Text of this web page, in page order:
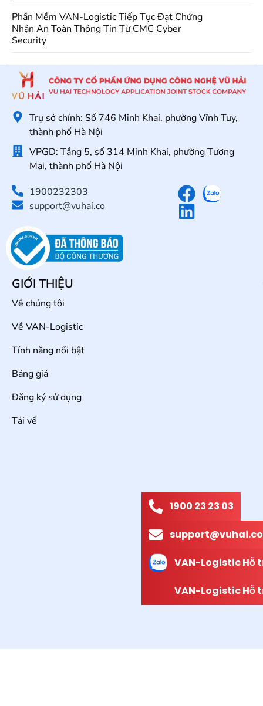
Phần Mềm VAN-Logistic Tiếp Tục Đạt Chứng
Nhận An Toàn Thông Tin Từ CMC Cyber
Security
Trụ sở chính: Số 746 Minh Khai, phường Vĩnh Tuy,
thành phố Hà Nội
VPGD: Tầng 5, số 314 Minh Khai, phường Tương
Mai, thành phố Hà Nội
1900232303
support@vuhai.co
GIỚI THIỆU
Về chúng tôi
Về VAN-Logistic
Tính năng nổi bật
Bảng giá
Đăng ký sử dụng
Tải về
1900 23 23 03
support@vuhai.co
VAN-Logistic Hỗ
VAN-Logistic Hỗ